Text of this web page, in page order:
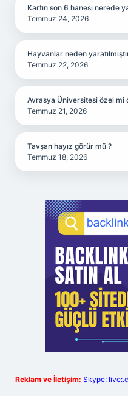
Kartın son 6 hanesi nerede
Temmuz 24, 2026
Hayvanlar neden
Temmuz 22, 2026
Avrasya Üniversitesi özel mi
Temmuz 21, 2026
Tavşan hayız görür mü ?
Temmuz 18, 2026
Reklam ve İletişim: Skype: